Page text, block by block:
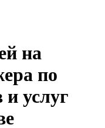
на
по
услуг